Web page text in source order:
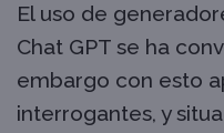
El uso de
Chat GPT se ha
embargo con esto
interrogantes, y